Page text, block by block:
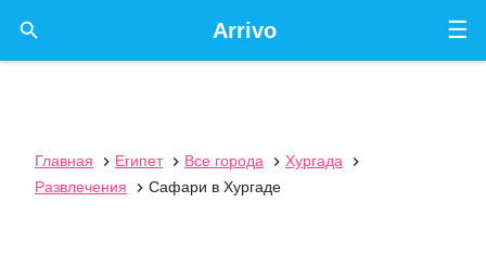
☰
Arrivo

Главная  Египет  Все города  Хургада

Развлечения
 Сафари в Хургаде